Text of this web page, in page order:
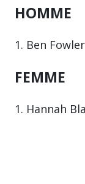
HOMME
1. Ben
FEMME
1. Hannah